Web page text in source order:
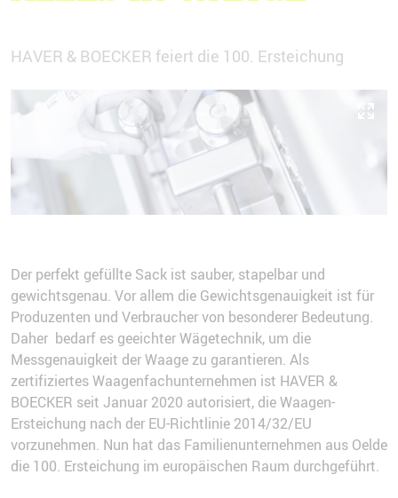
HAVER & BOECKER feiert die 100. Ersteichung
Der perfekt gefüllte Sack ist sauber, stapelbar und
gewichtsgenau. Vor allem die Gewichtsgenauigkeit ist für
Produzenten und Verbraucher von besonderer Bedeutung.
Daher bedarf es geeichter Wägetechnik, um die
Messgenauigkeit der Waage zu garantieren. Als
zertifiziertes Waagenfachunternehmen ist HAVER &
BOECKER seit Januar 2020 autorisiert, die Waagen-
Ersteichung nach der EU-Richtlinie 2014/32/EU
vorzunehmen. Nun hat das Familienunternehmen aus Oelde
die 100. Ersteichung im europäischen Raum durchgeführt.